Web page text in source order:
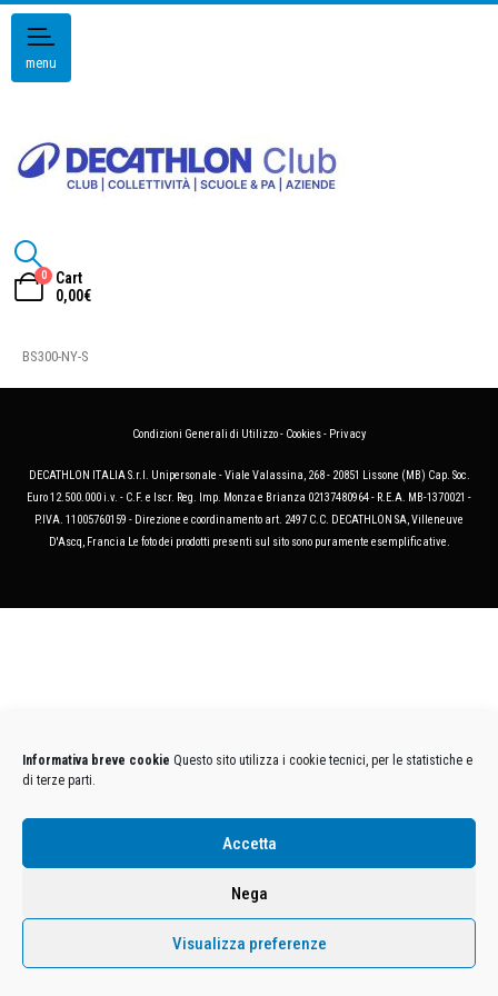
Informativa breve cookie Questo sito utilizza i cookie tecnici, per le statistiche e
di terze parti.
Accetta
Nega
Visualizza preferenze
menu
0
Cart
0,00€
BS300-NY-S
Condizioni Generali di Utilizzo- Cookies- Privacy
DECATHLON ITALIA S.r.l. Unipersonale - Viale Valassina, 268 - 20851 Lissone (MB) Cap. Soc.
Euro 12.500.000 i.v. - C.F. e Iscr. Reg. Imp. Monza e Brianza 02137480964 - R.E.A. MB-1370021 -
P.IVA. 11005760159 - Direzione e coordinamento art. 2497 C.C. DECATHLON SA, Villeneuve
D'Ascq, Francia Le foto dei prodotti presenti sul sito sono puramente esemplificative.